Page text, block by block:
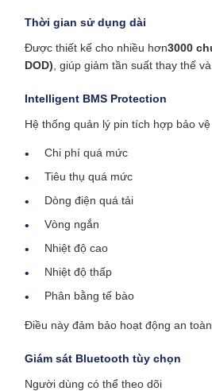
Thời gian sử dụng dài
Được thiết kế cho nhiều hơn3000
DOD) , giúp giảm tần suất thay thế
Intelligent BMS Protection
Hệ thống quản lý pin tích hợp bảo
Chi phí quá mức
Tiêu thụ quá mức
Dòng điện quá tải
Vòng ngắn
Nhiệt độ cao
Nhiệt độ thấp
Phân bằng tế bào
Điều này đảm bảo hoạt động an
Giám sát Bluetooth tùy chọn
Người dùng có thể theo dõi